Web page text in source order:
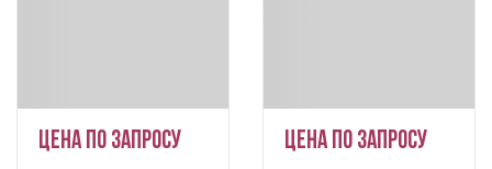
Цена по запросу Цена по запросу